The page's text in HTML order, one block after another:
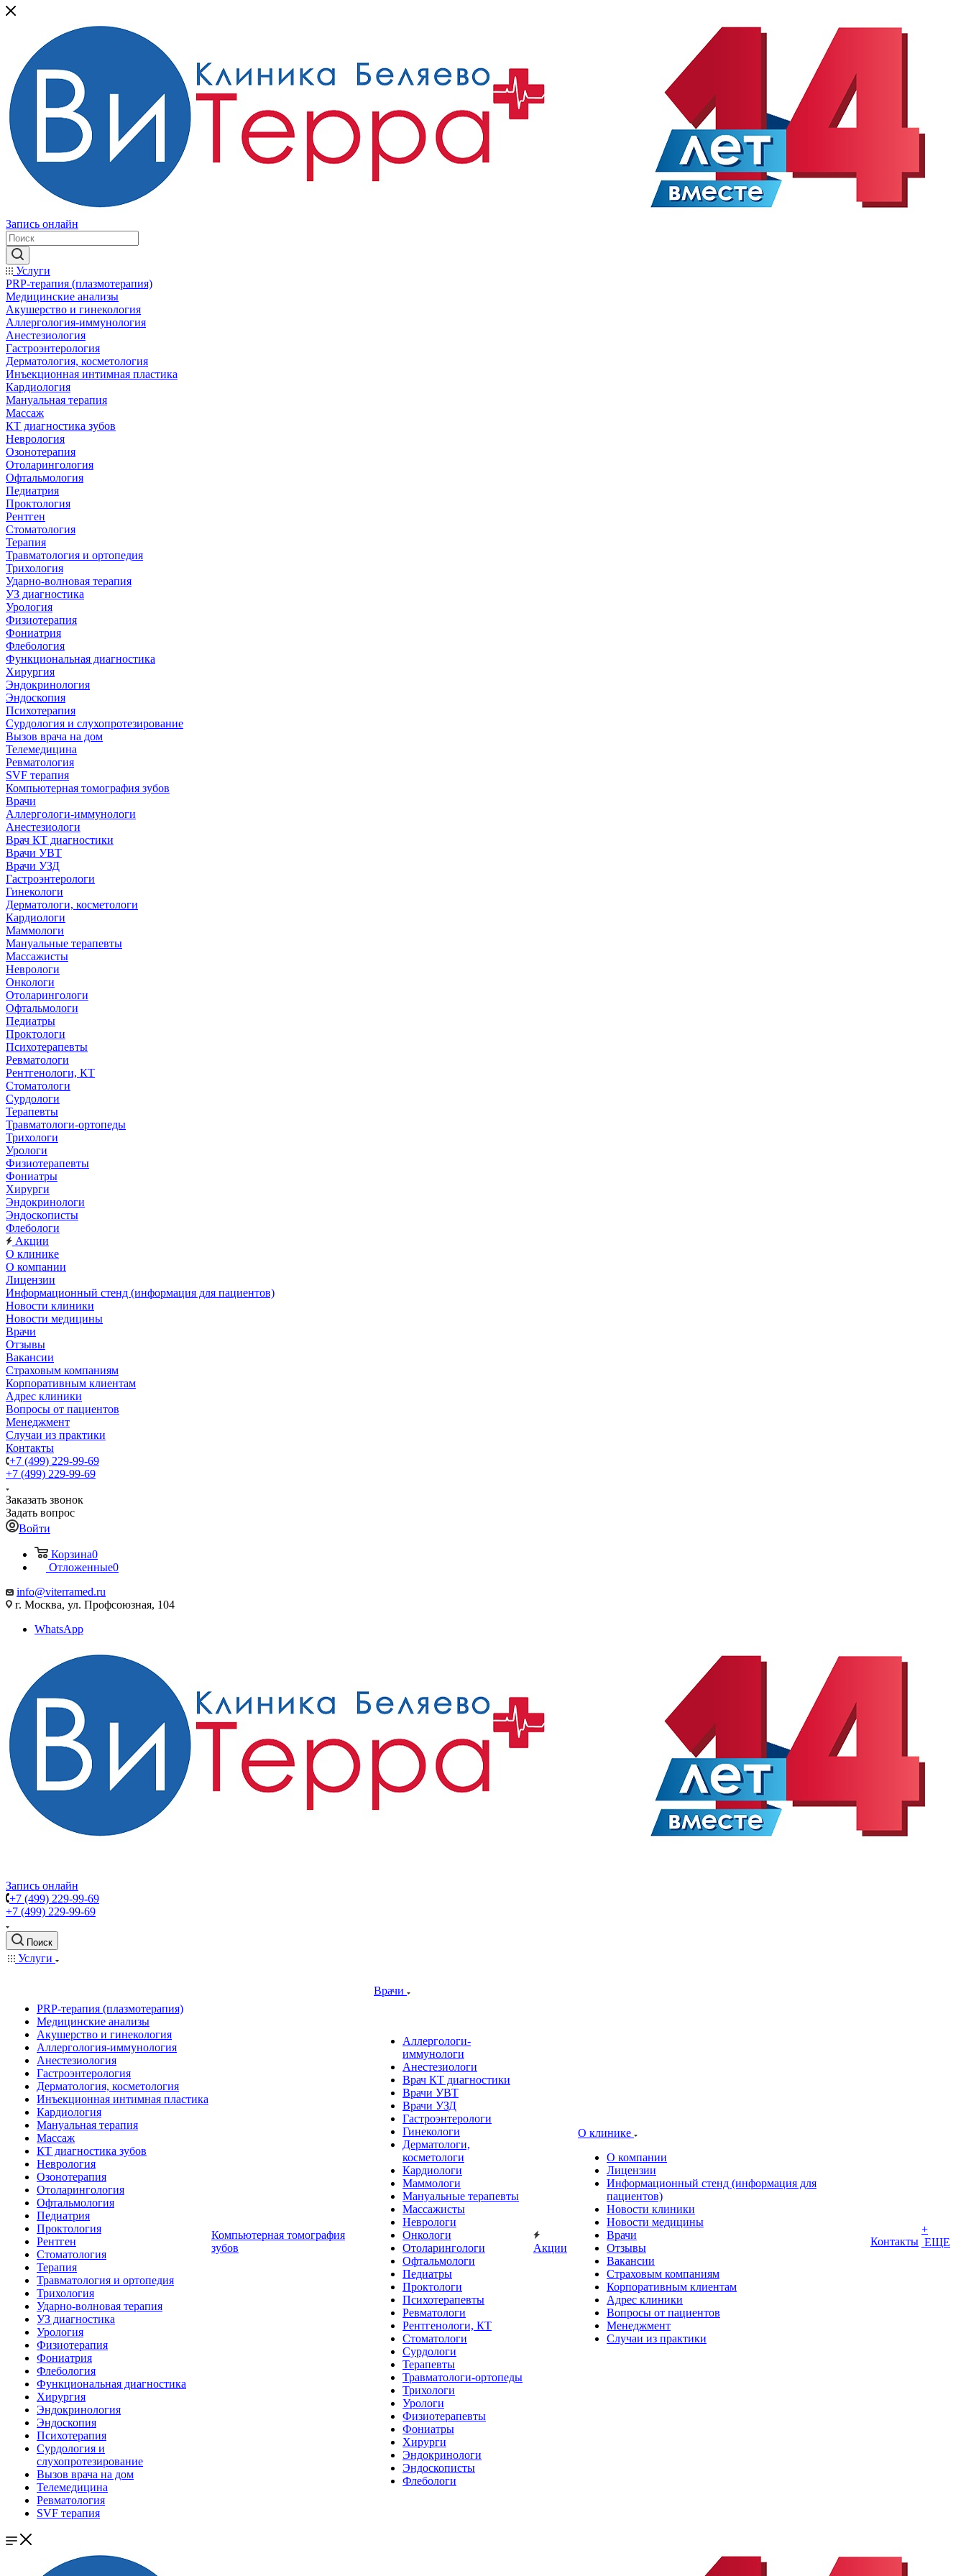
Запись онлайн
Услуги
PRP-терапия (плазмотерапия)
Медицинские анализы
Акушерство и гинекология
Аллергология-иммунология
Анестезиология
Гастроэнтерология
Дерматология, косметология
Инъекционная интимная пластика
Кардиология
Мануальная терапия
Массаж
КТ диагностика зубов
Неврология
Озонотерапия
Отоларингология
Офтальмология
Педиатрия
Проктология
Рентген
Стоматология
Терапия
Травматология и ортопедия
Трихология
Ударно-волновая терапия
УЗ диагностика
Урология
Физиотерапия
Фониатрия
Флебология
Функциональная диагностика
Хирургия
Эндокринология
Эндоскопия
Психотерапия
Сурдология и слухопротезирование
Вызов врача на дом
Телемедицина
Ревматология
SVF терапия
Компьютерная томография зубов
Врачи
Аллергологи-иммунологи
Анестезиологи
Врач КТ диагностики
Врачи УВТ
Врачи УЗД
Гастроэнтерологи
Гинекологи
Дерматологи, косметологи
Кардиологи
Маммологи
Мануальные терапевты
Массажисты
Неврологи
Онкологи
Отоларингологи
Офтальмологи
Педиатры
Проктологи
Психотерапевты
Ревматологи
Рентгенологи, КТ
Стоматологи
Сурдологи
Терапевты
Травматологи-ортопеды
Трихологи
Урологи
Физиотерапевты
Фониатры
Хирурги
Эндокринологи
Эндоскописты
Флебологи
Акции
О клинике
О компании
Лицензии
Информационный стенд (информация для пациентов)
Новости клиники
Новости медицины
Врачи
Отзывы
Вакансии
Страховым компаниям
Корпоративным клиентам
Адрес клиники
Вопросы от пациентов
Менеджмент
Случаи из практики
Контакты
+7 (499) 229-99-69
+7 (499) 229-99-69
Заказать звонок
Задать вопрос
Войти
Корзина0
Отложенные0
info@viterramed.ru
г. Москва, ул. Профсоюзная, 104
WhatsApp
Запись онлайн
+7 (499) 229-99-69
+7 (499) 229-99-69
Поиск
Услуги
PRP-терапия (плазмотерапия)
Медицинские анализы
Акушерство и гинекология
Аллергология-иммунология
Анестезиология
Гастроэнтерология
Дерматология, косметология
Инъекционная интимная пластика
Кардиология
Мануальная терапия
Массаж
КТ диагностика зубов
Неврология
Озонотерапия
Отоларингология
Офтальмология
Педиатрия
Проктология
Рентген
Стоматология
Терапия
Травматология и ортопедия
Трихология
Ударно-волновая терапия
УЗ диагностика
Урология
Физиотерапия
Фониатрия
Флебология
Функциональная диагностика
Хирургия
Эндокринология
Эндоскопия
Психотерапия
Сурдология и
слухопротезирование
Вызов врача на дом
Телемедицина
Ревматология
SVF терапия
Компьютерная томография
зубов
Врачи
Аллергологи-
иммунологи
Анестезиологи
Врач КТ диагностики
Врачи УВТ
Врачи УЗД
Гастроэнтерологи
Гинекологи
Дерматологи,
косметологи
Кардиологи
Маммологи
Мануальные терапевты
Массажисты
Неврологи
Онкологи
Отоларингологи
Офтальмологи
Педиатры
Проктологи
Психотерапевты
Ревматологи
Рентгенологи, КТ
Стоматологи
Сурдологи
Терапевты
Травматологи-ортопеды
Трихологи
Урологи
Физиотерапевты
Фониатры
Хирурги
Эндокринологи
Эндоскописты
Флебологи
Акции
О клинике
О компании
Лицензии
Информационный стенд (информация для
пациентов)
Новости клиники
Новости медицины
Врачи
Отзывы
Вакансии
Страховым компаниям
Корпоративным клиентам
Адрес клиники
Вопросы от пациентов
Менеджмент
Случаи из практики
Контакты
+
ЕЩЕ